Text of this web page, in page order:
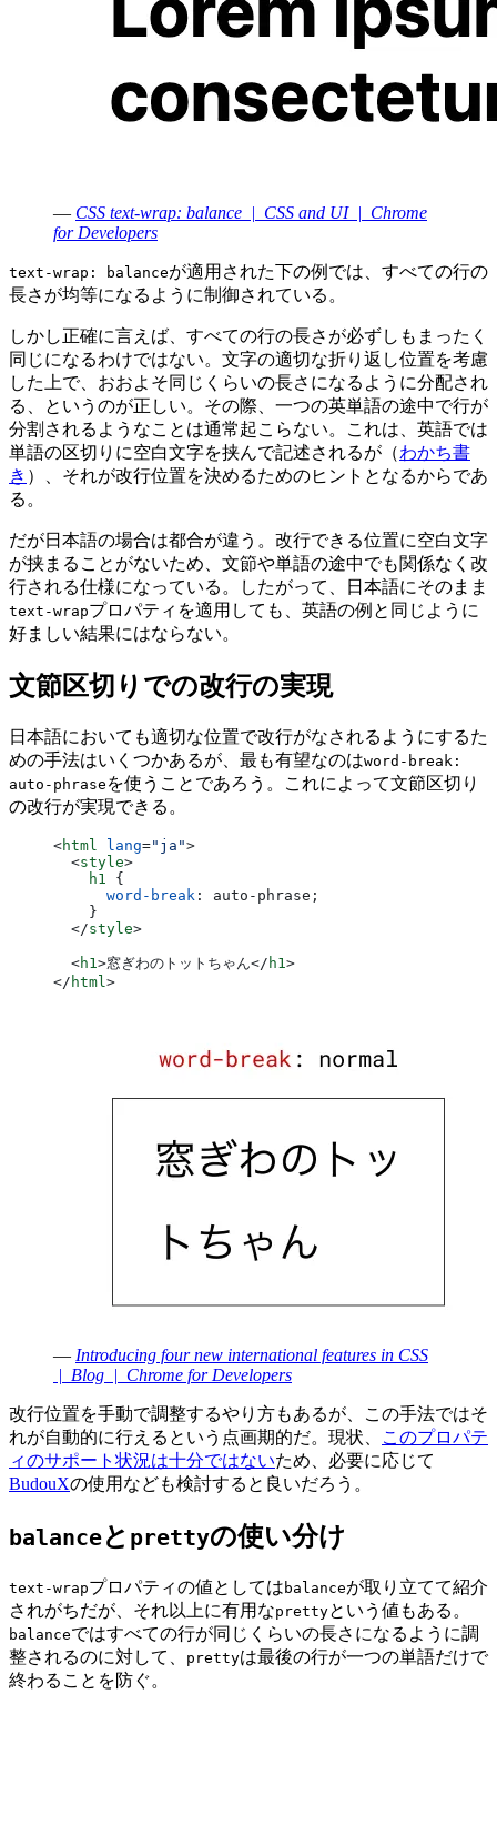
— CSS text-wrap: balance | CSS and UI | Chrome
for Developers
text-wrap: balanceが適用された下の例では、すべての行の
長さが均等になるように制御されている。
しかし正確に言えば、すべての行の長さが必ずしもまったく
同じになるわけではない。文字の適切な折り返し位置を考慮
した上で、おおよそ同じくらいの長さになるように分配され
る、というのが正しい。その際、一つの英単語の途中で行が
分割されるようなことは通常起こらない。これは、英語では
単語の区切りに空白文字を挟んで記述されるが（わかち書
き ）、それが改行位置を決めるためのヒントとなるからであ
る。
だが日本語の場合は都合が違う。改行できる位置に空白文字
が挟まることがないため、文節や単語の途中でも関係なく改
行される仕様になっている。したがって、日本語にそのまま
text-wrapプロパティを適用しても、英語の例と同じように
好ましい結果にはならない。
文節区切りでの改行の実現
日本語においても適切な位置で改行がなされるようにするた
めの手法はいくつかあるが、最も有望なのはword-break:
auto-phrase を使うことであろう。これによって文節区切り
の改行が実現できる。
<html lang="ja">
  <
style>
    h1
{
      word-break
: auto-phrase;
    }
  </
style>
  <
h1 >窓ぎわのトットちゃん</ h1 >
</ html >
— Introducing four new international features in CSS
| Blog | Chrome for Developers
改行位置を手動で調整するやり方もあるが、この手法ではそ
れが自動的に行えるという点画期的だ。現状、
このプロパテ
ィのサポート状況は十分ではないため、必要に応じて
BudouXの使用なども検討すると良いだろう。
balanceと prettyの使い分け
text-wrapプロパティの値としては balanceが取り立てて紹介
されがちだが、それ以上に有用なprettyという値もある。
balanceではすべての行が同じくらいの長さになるように調
整されるのに対して、
prettyは最後の行が一つの単語だけで
終わることを防ぐ。